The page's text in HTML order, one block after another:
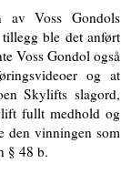
av Voss Gondols
ble det anført
Voss Gondol også
og at
Skylifts slagord,
fullt medhold og
den vinningen som
§ 48 b.